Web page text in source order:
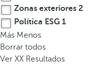
a
a
b
a
j
Zonas exteriores 2
Política ESG 1
Más Menos
Borrar todos
Ver XX Resultados